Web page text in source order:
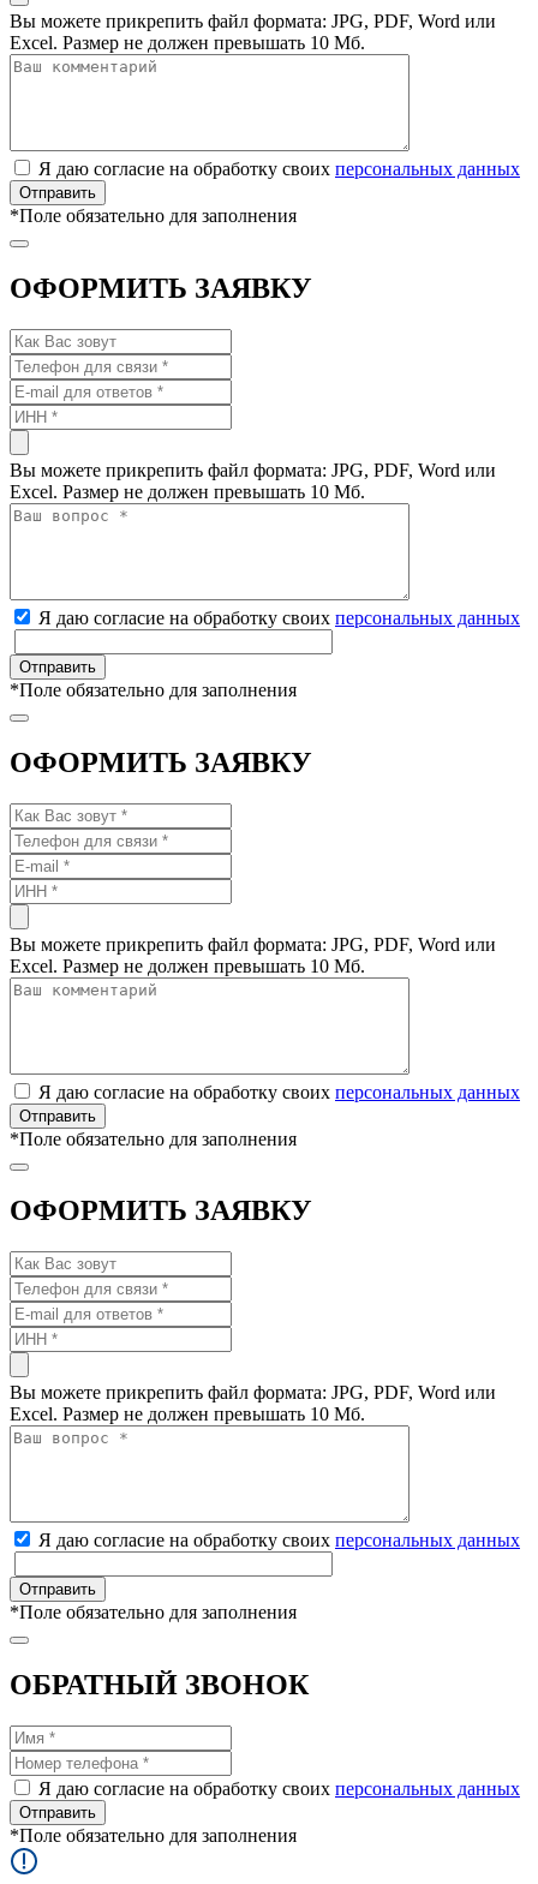
Вы можете прикрепить файл формата: JPG, PDF, Word или
Excel. Размер не должен превышать 10 Мб.
Я даю согласие на обработку своих персональных данных
*Поле обязательно для заполнения
ОФОРМИТЬ ЗАЯВКУ
Вы можете прикрепить файл формата: JPG, PDF, Word или
Excel. Размер не должен превышать 10 Мб.
Я даю согласие на обработку своих персональных данных
*Поле обязательно для заполнения
ОФОРМИТЬ ЗАЯВКУ
Вы можете прикрепить файл формата: JPG, PDF, Word или
Excel. Размер не должен превышать 10 Мб.
Я даю согласие на обработку своих персональных данных
*Поле обязательно для заполнения
ОФОРМИТЬ ЗАЯВКУ
Вы можете прикрепить файл формата: JPG, PDF, Word или
Excel. Размер не должен превышать 10 Мб.
Я даю согласие на обработку своих персональных данных
*Поле обязательно для заполнения
ОБРАТНЫЙ ЗВОНОК
Я даю согласие на обработку своих персональных данных
*Поле обязательно для заполнения